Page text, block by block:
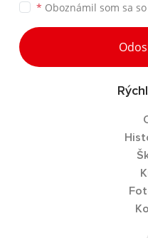
* Oboznámil som sa so